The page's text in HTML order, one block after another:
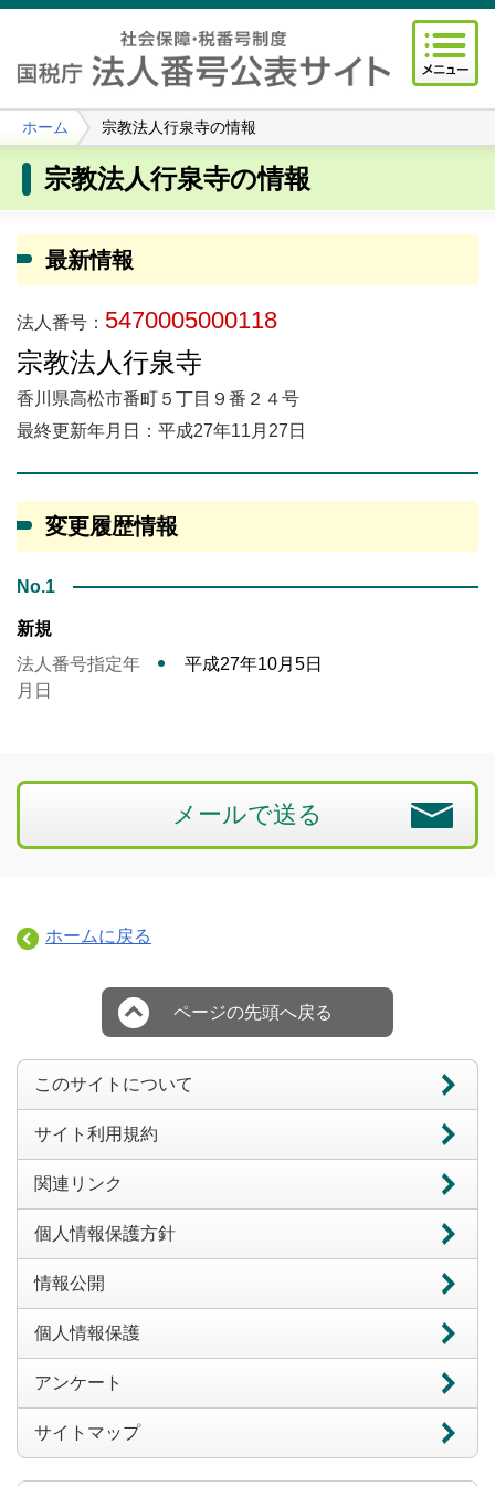
ホーム 宗教法人行泉寺の情報
宗教法人行泉寺の情報
最新情報
法人番号： 5470005000118
宗教法人行泉寺
香川県高松市番町５丁目９番２４号
最終更新年月日：平成27年11月27日
変更履歴情報
No.1
新規
法人番号指定年
月日
平成27年10月5日
メールで送る
ホームに戻る
ページの先頭へ戻る
このサイトについて
サイト利用規約
関連リンク
個人情報保護方針
情報公開
個人情報保護
アンケート
サイトマップ